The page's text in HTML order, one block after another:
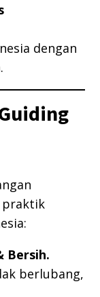
dengan
Bersih.
berlubang,